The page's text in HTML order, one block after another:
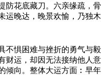
防花底藏刀。六亲缘疏，骨
运晚达，晚景欢愉，乃独木
不惧困难与挫折的勇气与毅
财运，却因无法接纳他人意
倾向。整体大运方面︰早年